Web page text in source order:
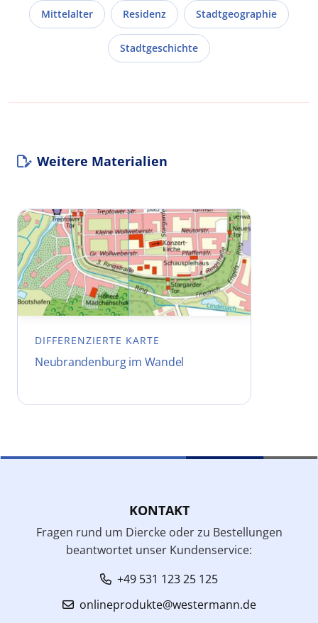
Mittelalter Residenz Stadtgeographie
Stadtgeschichte
Weitere Materialien
DIFFERENZIERTE KARTE
Neubrandenburg im Wandel
KONTAKT
Fragen rund um Diercke oder zu Bestellungen
beantwortet unser Kundenservice:
+49 531 123 25 125
onlineprodukte@westermann.de